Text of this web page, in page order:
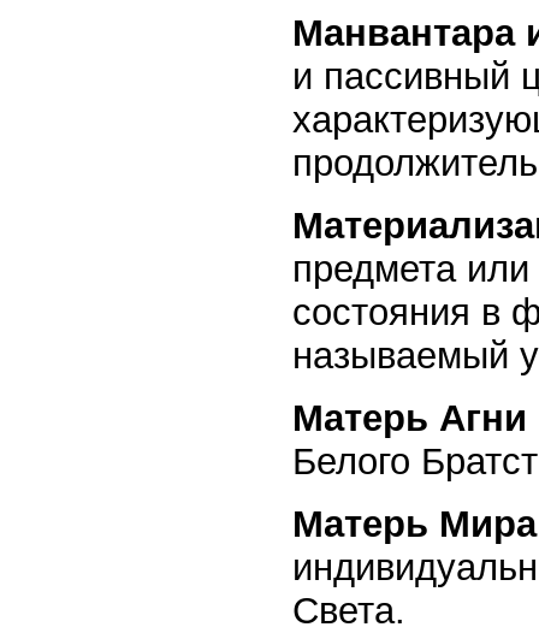
Манвантара
и пассивный
предмета или
состояния в
называемый
Матерь Агни
Белого
Матерь Мира
Света.